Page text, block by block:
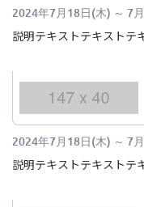
2024年7月18日(木) ～ 7
説明テキストテキストテ
2024年7月18日(木) ～ 7
説明テキストテキストテ